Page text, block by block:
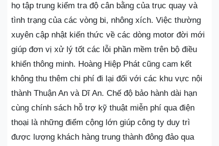
họ tập trung kiểm tra độ cân bằng của trục quay và
tình trạng của các vòng bi, nhông xích. Việc thường
xuyên cập nhật kiến thức về các dòng motor đời mới
giúp đơn vị xử lý tốt các lỗi phần mềm trên bộ điều
khiển thông minh. Hoàng Hiệp Phát cũng cam kết
không thu thêm chi phí đi lại đối với các khu vực nội
thành Thuận An và Dĩ An. Chế độ bảo hành dài hạn
cùng chính sách hỗ trợ kỹ thuật miễn phí qua điện
thoại là những điểm cộng lớn giúp công ty duy trì
được lượng khách hàng trung thành đông đảo qua